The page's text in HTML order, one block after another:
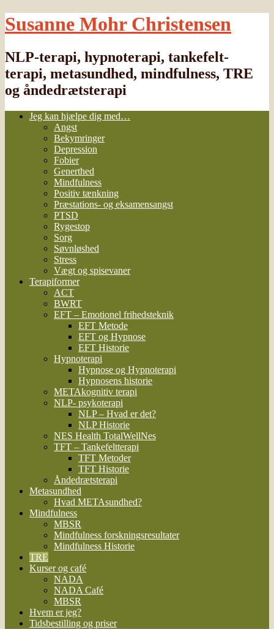
Susanne Mohr Christensen
NLP-terapi, hypnoterapi, tankefelt-
terapi, metasundhed, mindfulness, TRE
og åndedrætsterapi
Jeg kan hjælpe dig med…
Angst
Bekymringer
Depression
Fobier
Generthed
Mindfulness
Positiv tænkning
Præstations- og eksamensangst
PTSD
Rygestop
Sorg
Søvnløshed
Stress
Vægt og spisevaner
Terapiformer
ACT
BWRT
EFT – Emotionel frihedsteknik
EFT Metode
EFT og Hypnose
EFT Historie
Hypnoterapi
Hypnose og Hypnoterapi
Hypnosens historie
METAkognitiv terapi
NLP- psykoterapi
NLP – Hvad er det?
NLP Historie
NES Health TotalWellNes
TFT – Tankefeltterapi
TFT Metoder
TFT Historie
Åndedrætsterapi
Metasundhed
Hvad METAsundhed?
Mindfulness
MBSR
Mindfulness forskningsresultater
Mindfulness Historie
TRE
Kurser og café
NADA
NADA Café
MBSR
Hvem er jeg?
Tidsbestilling og priser